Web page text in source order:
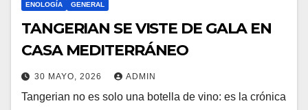
ENOLOGÍA GENERAL
TANGERIAN SE VISTE DE GALA EN
CASA MEDITERRÁNEO
30 MAYO, 2026 ADMIN
Tangerian no es solo una botella de vino: es la crónica